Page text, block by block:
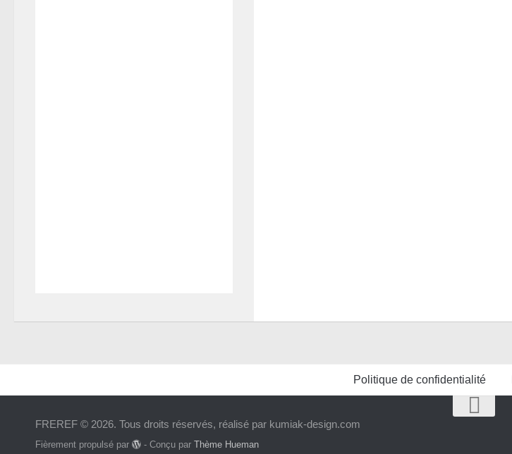
Politique de confidentialité
FREREF © 2026. Tous droits réservés, réalisé par kumiak-design.com
Fièrement propulsé par - Conçu parThème Hueman